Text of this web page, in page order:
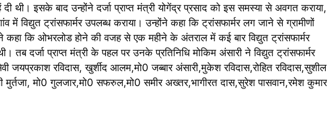
दी थी। इसके बाद उन्होंने दर्जा प्राप्त मंत्री योगेंद्र प्रसाद को इस समस्या से अवगत कराया,
विद्युत ट्रांसफार्मर उपलब्ध कराया। उन्होंने कहा कि ट्रांसफार्मर लग जाने से ग्रामीणों
कहा कि ओभरलोड होने की वजह से एक महीने के अंतराल में कई बार विद्युत ट्रांसफार्मर
तब दर्जा प्राप्त मंत्री के पहल पर उनके प्रतिनिधि मोकिम अंसारी ने विद्युत ट्रांसफार्मर
जयप्रकाश रविदास, खुर्शीद आलम,मो0 जब्बार अंसारी,मुकेश रविदास,रोहित रविदास,सुशील
मुर्तजा, मो0 गुलजार,मो0 सफरुल,मो0 समीर अख्तर,भागीरत दास,सुरेश पासवान,रमेश कुमार